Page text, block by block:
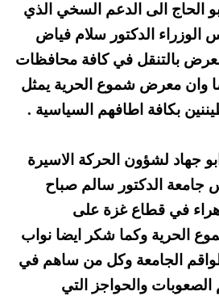
الحاج الى الدعم السخي الذي
الدكتور سلام فياض
بالتنقل في كافة محافظات
وان معرض شموع الحرية يمثل
بكافة اطافهم السياسية .
جهاد لشؤون الحركة الاسيرة
الدكتور سالم صباح
في قطاع غزة على
الحرية وكما شكر ايضا نواب
الجامعة وكل من ساهم في
والحواجز التي